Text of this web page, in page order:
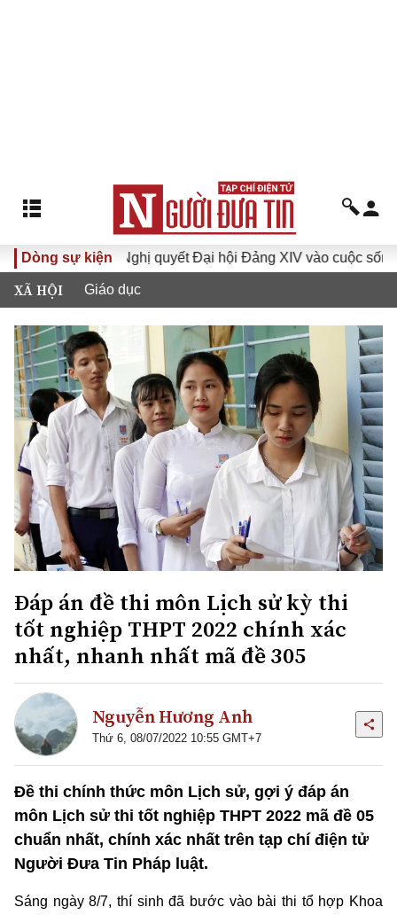
Dòng sự kiện
Đưa Nghị quyết Đại hội Đảng XIV vào cuộc sống
XÃ HỘI Giáo dục
Đáp án đề thi môn Lịch sử kỳ thi
tốt nghiệp THPT 2022 chính xác
nhất, nhanh nhất mã đề 305
Nguyễn Hương Anh
Thứ 6, 08/07/2022 10:55 GMT+7
Đề thi chính thức môn Lịch sử, gợi ý đáp án
môn Lịch sử thi tốt nghiệp THPT 2022 mã đề 05
chuẩn nhất, chính xác nhất trên tạp chí điện tử
Người Đưa Tin Pháp luật.
Sáng ngày 8/7, thí sinh đã bước vào bài thi tổ hợp Khoa